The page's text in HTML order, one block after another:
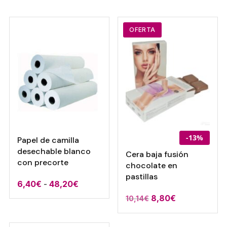
era: es:
Papel de camilla
desechable blanco
con precorte
6,40€ - 48,20€Rango
de
desde
OFERTA
-13%
Cera baja fusión
chocolate en
pastillas
10,14€ El
precio
8,80€
precio